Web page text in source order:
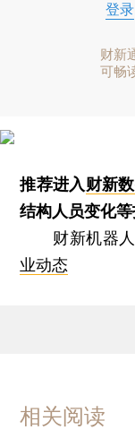
登录
财新
可畅
推荐进入财新
结构人员变化等
财新机器人
业动态
相关阅读